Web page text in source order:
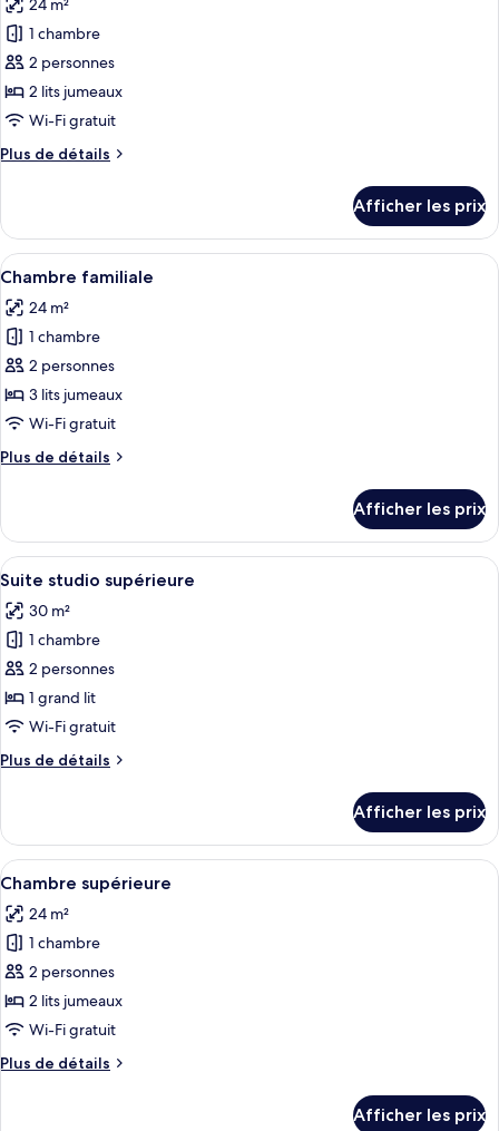
les
photos
pour
ce
type
chambre :
24 m²
1 chambre
2 personnes
2 lits jumeaux
Wi-Fi gratuit
Plus de détails
Plus
Chambre
Deluxe
Afficher les prix
Afficher
toutes
les
photos
pour
ce
type
chambre :
Une chambre d’hôtel avec trois lits,
2
Chambre familiale
24 m²
1 chambre
2 personnes
3 lits jumeaux
Wi-Fi gratuit
Plus de détails
Plus
Chambre
familiale
Afficher les prix
Afficher
toutes
les
photos
pour
ce
type
chambre :
supérieure
Une chambre d’hôtel avec un lit, un
1
Suite studio supérieure
30 m²
1 chambre
2 personnes
1 grand lit
Wi-Fi gratuit
Plus de détails
Plus
Suite
studio
supérieure
Afficher les prix
Afficher
toutes
les
photos
pour
ce
type
chambre :
Une chambre d’hôtel avec deux lits,
1
Chambre supérieure
24 m²
1 chambre
2 personnes
2 lits jumeaux
Wi-Fi gratuit
Plus de détails
Plus
Afficher les prix